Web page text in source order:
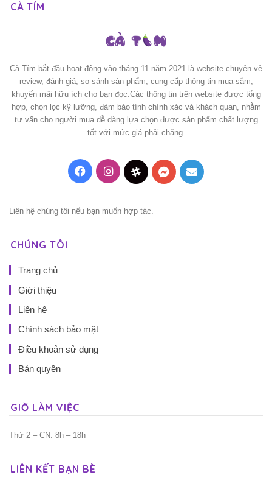
CÀ TÍM
Cà Tím bắt đầu hoạt động vào tháng 11 năm 2021 là website chuyên về
review, đánh giá, so sánh sản phẩm, cung cấp thông tin mua sắm,
khuyến mãi hữu ích cho bạn đọc.Các thông tin trên website được tổng
hợp, chọn lọc kỹ lưỡng, đảm bảo tính chính xác và khách quan, nhằm
tư vấn cho người mua dễ dàng lựa chọn được sản phẩm chất lượng
tốt với mức giá phải chăng.
FacebookInstagramThreadsMessenger
Mail
Liên hệ chúng tôi nếu bạn muốn hợp tác.
CHÚNG TÔI
Trang chủ
Giới thiệu
Liên hệ
Chính sách bảo mật
Điều khoản sử dụng
Bản quyền
GIỜ LÀM VIỆC
Thứ 2 – CN: 8h – 18h
LIÊN KẾT BẠN BÈ